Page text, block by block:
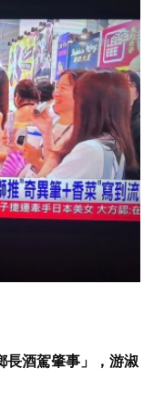
長酒駕肇事」，游淑